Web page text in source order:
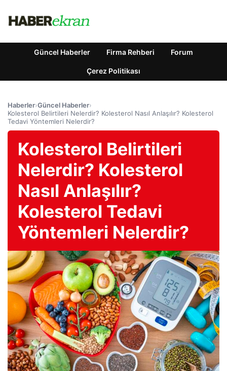
Güncel Haberler Firma Rehberi Forum
Çerez Politikası
Haberler›Güncel Haberler›
Kolesterol Belirtileri Nelerdir? Kolesterol Nasıl Anlaşılır? Kolesterol
Tedavi Yöntemleri Nelerdir?
Kolesterol Belirtileri
Nelerdir? Kolesterol
Nasıl Anlaşılır?
Kolesterol Tedavi
Yöntemleri Nelerdir?